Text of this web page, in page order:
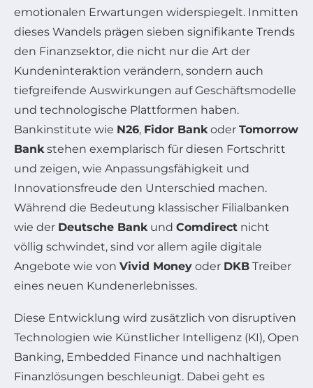
emotionalen Erwartungen widerspiegelt. Inmitten
dieses Wandels prägen sieben signifikante Trends
den Finanzsektor, die nicht nur die Art der
Kundeninteraktion verändern, sondern auch
tiefgreifende Auswirkungen auf Geschäftsmodelle
und technologische Plattformen haben.
Bankinstitute wie N26, Fidor Bankoder Tomorrow
Bankstehen exemplarisch für diesen Fortschritt
und zeigen, wie Anpassungsfähigkeit und
Innovationsfreude den Unterschied machen.
Während die Bedeutung klassischer Filialbanken
wie der Deutsche Bankund Comdirect nicht
völlig schwindet, sind vor allem agile digitale
Angebote wie von Vivid Money oder DKB Treiber
eines neuen Kundenerlebnisses.
Diese Entwicklung wird zusätzlich von disruptiven
Technologien wie Künstlicher Intelligenz (KI), Open
Banking, Embedded Finance und nachhaltigen
Finanzlösungen beschleunigt. Dabei geht es